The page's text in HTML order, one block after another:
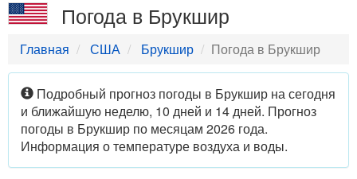
Погода в Брукшир
Главная США Брукшир Погода в Брукшир
Подробный прогноз погоды в Брукшир на сегодня
и ближайшую неделю, 10 дней и 14 дней. Прогноз
погоды в Брукшир по месяцам 2026 года.
Информация о температуре воздуха и воды.